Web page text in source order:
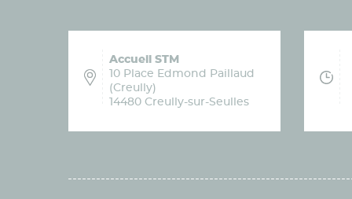
Accueil STM
10 Place Edmond Paillaud
(Creully)
14480 Creully-sur-Seulles